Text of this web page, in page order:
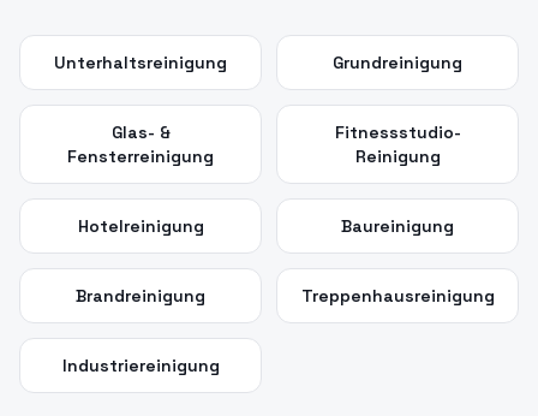
Unterhaltsreinigung Grundreinigung
Glas- &
Fensterreinigung
Fitnessstudio-
Reinigung
Hotelreinigung Baureinigung
Brandreinigung Treppenhausreinigung
Industriereinigung